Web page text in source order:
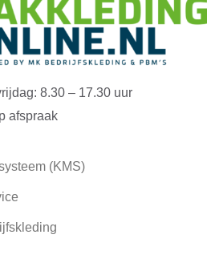
8.30 – 17.30 uur
afspraak
(KMS)